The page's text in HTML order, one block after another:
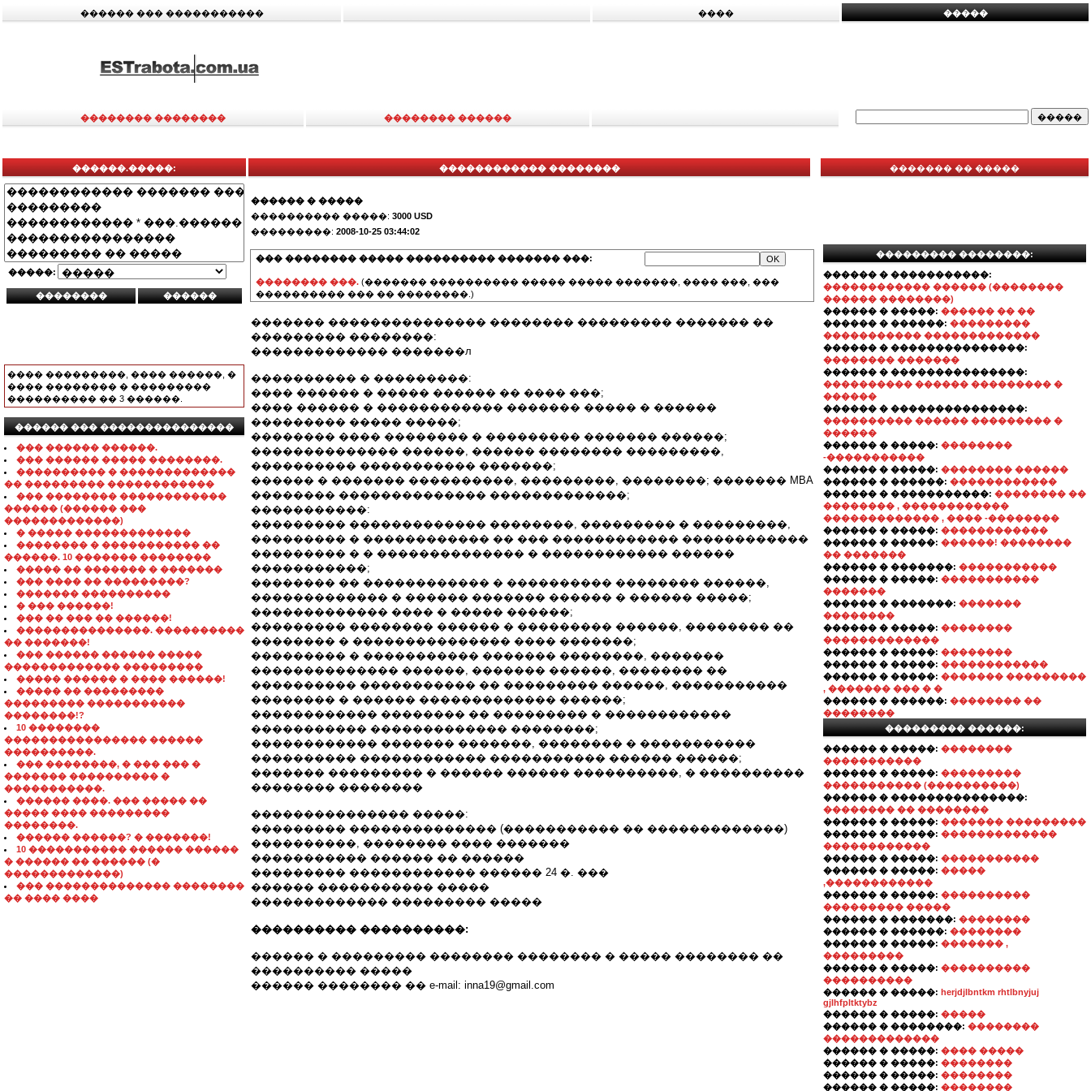
������ ��� ����������� ���� �����
�������� �������� �������� ������
������.�����:
�����:
���� ���������, ���� ������, �
���� �������� � ���������
���������� �� 3 ������.
������ ��� ���������������
��� ������ ������.
��� ������ ����� ��������.
���������� � �������������
�� ��������� ������������
��� �������� ������������
������ (������ ���
�������������)
� ����� �������������
�������� � ����������� ��
������. 10 ������� ��������
����� �� ������� � �������
��� ���� �� ���������?
������� ����������
� ��� ������!
��� �� ��� �� ������!
���������������. ����������
�� �������!
��� ������ ������ �����
������������� ���������
����� ������ � ���� ������!
����� �� ���������
��������� �����������
��������!?
10 ��������
���������������� ������
����������.
��� ��������, � ��� ��� �
������� ���������� �
�����������.
������ ����. ��� ����� ��
����� ���� ���������
��������.
������ ������? � �������!
10 ����������� ������ ������
� ������ �� ������ (�
�������������)
��� �������������� ��������
�� ���� ����
������������ ��������
������ � �����
���������� �����: 3000 USD
���������: 2008-10-25 03:44:02
��� �������� ����� ���������� ������� ���:
�������� ���. (������� ���������� ����� ����� �������, ���� ���, ���
���������� ��� �� ��������.)
������� ��������������� �������� ��������� ������� ��
��������� ��������:
������������� �������л
���������� � ���������:
���� ������ � ����� ������ �� ���� ���;
���� ������ � ������������ ������� ����� � ������
��������� ����� �����;
�������� ���� �������� � ��������� ������� ������;
�������������� ������, ������ �������� ���������,
���������� ����������� �������;
������ � ������� ����������, ���������, ��������; ������� MBA
�������� �������������� �������������;
�����������:
��������� ������������� ��������, ��������� � ���������,
��������� � ������������ �� ��� ������������ ������������
��������� � � �������������� � ������������ ������
�����������;
�������� �� ������������ � ���������� �������� ������,
������������� � ������ ������� ������ � ������ �����;
������������� ���� � ����� ������;
��������� �������� ������ � ��������� ������, �������� ��
�������� � ��������������� ���� �������;
��������� � ����������� ������� ��������, �������
�������������� ������, ������� ������, �������� ��
���������� ����������� �� ��������� ������, �����������
�������� � ������ ������������� ������;
������������ �������� �� ��������� � ������������
����������� ������������� ��������;
������������ ������� �������, �������� � �����������
���������� ������������ ����������� ������ ������;
������� ��������� � ������ ������ ����������, � ����������
�������� ��������
��������������� �����:
��������� �������������� (����������� �� �������������)
����������, �������� ���� �������
����������� ������ �� ������
��������� ������������ ������ 24 �. ���
������ ����������� �����
������������� ��������� �����
���������� ����������:
������ � ��������� �������� �������� � ����� �������� ��
���������� �����
������ �������� �� e-mail: inna19@gmail.com
������� �� �����
��������� ��������:
������ � �����������:
������������ ������ (��������
������ ��������)
������ � �����: ������ �� ��
������ � ������: ���������
����������� �������������
������ � ���������������:
�������� �������
������ � ���������������:
���������� ������ ��������� �
������
������ � ���������������:
���������� ������ ��������� �
������
������ � �����: ��������
-�����������
������ � �����: �������� ������
������ � ������: ������������
������ � �����������: �������� ��
�������� , ������������
������������� , ���� -��������
������ � �����: ������������
������ � �����: ������! ��������
�� �������
������ � �������: �����������
������ � �����: �����������
�������
������ � �������: �������
��������
������ � �����: ��������
�������������
������ � �����: ��������
������ � �����: ������������
������ � �����: ������� ���������
, ������� ��� � �
������ � ������: �������� ��
��������
��������� ������:
������ � �����: ��������
�����������
������ � �����: ���������
����������� (����������)
������ � ���������������:
�������� �� ��������
������ � �����: ������� ���������
������ � �����: �������������
������������
������ � �����: �����������
������ � �����: �����
,������������
������ � �����: ����������
��������� �����
������ � �������: ��������
������ � ������: ��������
������ � �����: ������� ,
���������
������ � �����: ����������
����������
������ � �����: herjdjlbntkm rhtlbnyjuj
gjlhfpltktybz
������ � �����: �����
������ � ��������: ��������
�������������
������ � �����: ���� �����
������ � �����: ��������
������ � �����: ��������
������ � �����: ��������